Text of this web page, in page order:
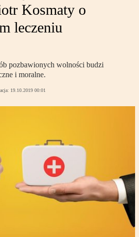
Kosmaty o
leczeniu
pozbawionych wolności budzi
i moralne.
19.10.2019 00:01